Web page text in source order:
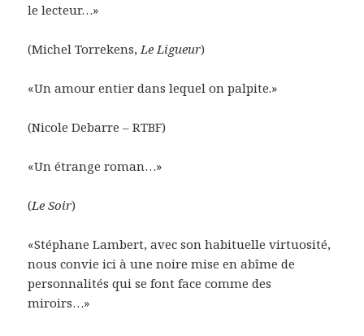
le lecteur…»
(Michel Torrekens,Le Ligueur)
«Un amour entier dans lequel on palpite.»
(Nicole Debarre – RTBF)
«Un étrange roman…»
(Le Soir)
«Stéphane Lambert, avec son habituelle virtuosité,
nous convie ici à une noire mise en abîme de
personnalités qui se font face comme des
miroirs…»